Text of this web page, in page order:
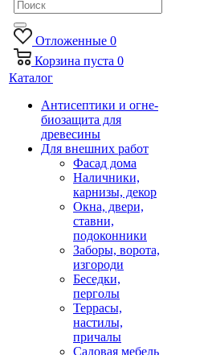
Отложенные 0
Корзина пуста 0
Каталог
Антисептики и огне-
биозащита для
древесины
Для внешних работ
Фасад дома
Наличники,
карнизы, декор
Окна, двери,
ставни,
подоконники
Заборы, ворота,
изгороди
Беседки,
перголы
Террасы,
настилы,
причалы
Садовая мебель